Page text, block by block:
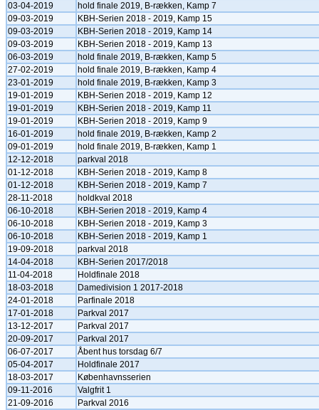
03-04-2019
hold finale 2019, B-rækken, Kamp 7
09-03-2019
KBH-Serien 2018 - 2019, Kamp 15
09-03-2019
KBH-Serien 2018 - 2019, Kamp 14
09-03-2019
KBH-Serien 2018 - 2019, Kamp 13
06-03-2019
hold finale 2019, B-rækken, Kamp 5
27-02-2019
hold finale 2019, B-rækken, Kamp 4
23-01-2019
hold finale 2019, B-rækken, Kamp 3
19-01-2019
KBH-Serien 2018 - 2019, Kamp 12
19-01-2019
KBH-Serien 2018 - 2019, Kamp 11
19-01-2019
KBH-Serien 2018 - 2019, Kamp 9
16-01-2019
hold finale 2019, B-rækken, Kamp 2
09-01-2019
hold finale 2019, B-rækken, Kamp 1
12-12-2018
parkval 2018
01-12-2018
KBH-Serien 2018 - 2019, Kamp 8
01-12-2018
KBH-Serien 2018 - 2019, Kamp 7
28-11-2018
holdkval 2018
06-10-2018
KBH-Serien 2018 - 2019, Kamp 4
06-10-2018
KBH-Serien 2018 - 2019, Kamp 3
06-10-2018
KBH-Serien 2018 - 2019, Kamp 1
19-09-2018
parkval 2018
14-04-2018
KBH-Serien 2017/2018
11-04-2018
Holdfinale 2018
18-03-2018
Damedivision 1 2017-2018
24-01-2018
Parfinale 2018
17-01-2018
Parkval 2017
13-12-2017
Parkval 2017
20-09-2017
Parkval 2017
06-07-2017
Åbent hus torsdag 6/7
05-04-2017
Holdfinale 2017
18-03-2017
Københavnsserien
09-11-2016
Valgfrit 1
21-09-2016
Parkval 2016